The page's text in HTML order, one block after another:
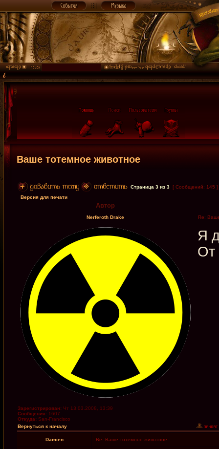
Ваше тотемное животное
Страница 3 из 3 [ Сообщений: 145 ]
Версия для печати
Автор
Nerferoth Drake Re:
Зарегистрирован: Чт 13.03.2008, 13:39
Сообщения: 1607
Откуда: San-Francisco
Я
От
Вернуться к началу
Damien Re: Ваше тотемное животное